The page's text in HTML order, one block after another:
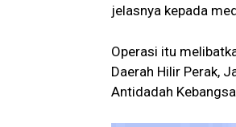
jelasnya kepada
Operasi itu
Daerah Hilir Perak,
Antidadah